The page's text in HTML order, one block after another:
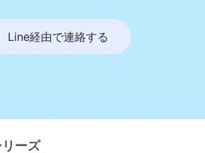
を見たことがある人はいますか。誰
漠を歩き回っているのを見たことが
活環境において、ヒグマと共に生活
ながら生活している人がいますか。
らはどれも異常な現象です。とても
るか、あるいは鼻から呼吸できるか
あなたがたに理解してもらうためです
Line経由で連絡する
ーズ